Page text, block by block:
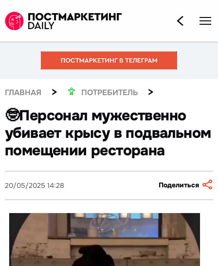
ГЛАВНАЯ > ПОТРЕБИТЕЛЬ >
🤓Персонал мужественно
убивает крысу в подвальном
помещении ресторана
20/05/2025 14:28 Поделиться